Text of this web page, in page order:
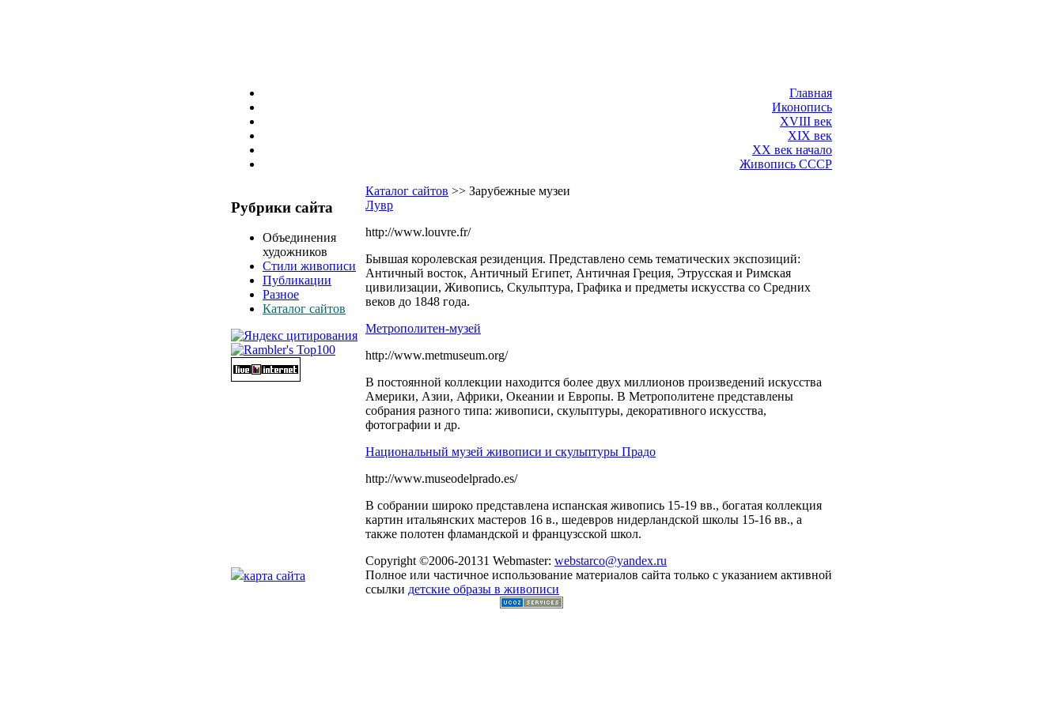
Главная
Иконопись
XVIII век
XIX век
XX век начало
Живопись СССP
Рубрики сайта
Объединения
художников
Стили живописи
Публикации
Разное
Каталог сайтов
Каталог сайтов >> Зарубежные музеи
Лувр
http://www.louvre.fr/
Бывшая королевская резиденция. Представлено семь тематических экспозиций:
Античный восток, Античный Египет, Античная Греция, Этрусская и Римская
цивилизации, Живопись, Скульптура, Графика и предметы искусства со Средних
веков до 1848 года.
Метрополитен-музей
http://www.metmuseum.org/
В постоянной коллекции находится более двух миллионов произведений искусства
Америки, Азии, Африки, Океании и Европы. В Метрополитене представлены
собрания разного типа: живописи, скульптуры, декоративного искусства,
фотографии и др.
Национальный музей живописи и скульптуры Прадо
http://www.museodelprado.es/
В собрании широко представлена испанская живопись 15-19 вв., богатая коллекция
картин итальянских мастеров 16 в., шедевров нидерландской школы 15-16 вв., а
также полотен фламандской и французсской школ.
карта сайта
Copyright ©2006-20131 Webmaster: webstarco@yandex.ru
Полное или частичное использование материалов сайта только с указанием активной
ссылки детские образы в живописи